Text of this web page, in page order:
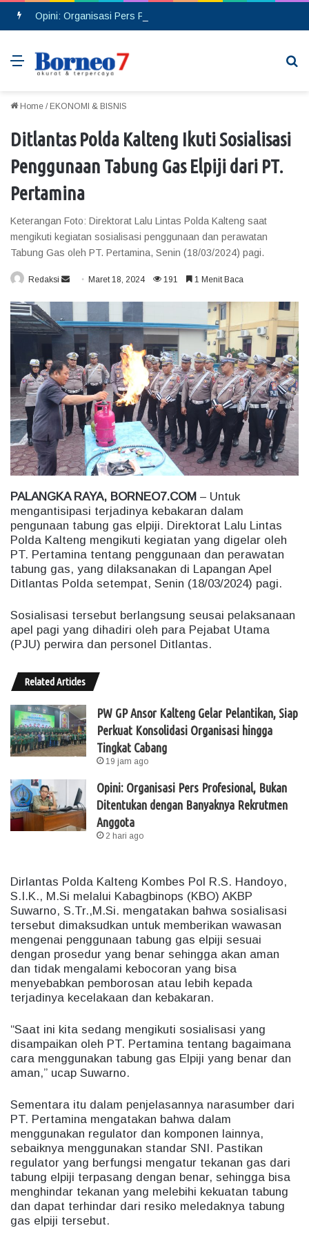
Menu
Home / EKONOMI & BISNIS
Ditlantas Polda Kalteng Ikuti Sosialisasi
Penggunaan Tabung Gas Elpiji dari PT.
Pertamina
Keterangan Foto: Direktorat Lalu Lintas Polda Kalteng saat
mengikuti kegiatan sosialisasi penggunaan dan perawatan
Tabung Gas oleh PT. Pertamina, Senin (18/03/2024) pagi.
Redaksi
d
n
e
m
a
l
Maret 18, 2024 191 1 Menit Baca
PALANGKA RAYA, BORNEO7.COM – Untuk
mengantisipasi terjadinya kebakaran dalam
pengunaan tabung gas elpiji. Direktorat Lalu Lintas
Polda Kalteng mengikuti kegiatan yang digelar oleh
PT. Pertamina tentang penggunaan dan perawatan
tabung gas, yang dilaksanakan di Lapangan Apel
Ditlantas Polda setempat, Senin (18/03/2024) pagi.
Sosialisasi tersebut berlangsung seusai pelaksanaan
apel pagi yang dihadiri oleh para Pejabat Utama
(PJU) perwira dan personel Ditlantas.
Related Articles
PW GP Ansor Kalteng Gelar Pelantikan, Siap
Perkuat Konsolidasi Organisasi hingga
Tingkat Cabang
19 jam ago
Opini: Organisasi Pers Profesional, Bukan
Ditentukan dengan Banyaknya Rekrutmen
Anggota
2 hari ago
Dirlantas Polda Kalteng Kombes Pol R.S. Handoyo,
S.I.K., M.Si melalui Kabagbinops (KBO) AKBP
Suwarno, S.Tr.,M.Si. mengatakan bahwa sosialisasi
tersebut dimaksudkan untuk memberikan wawasan
mengenai penggunaan tabung gas elpiji sesuai
dengan prosedur yang benar sehingga akan aman
dan tidak mengalami kebocoran yang bisa
menyebabkan pemborosan atau lebih kepada
terjadinya kecelakaan dan kebakaran.
“Saat ini kita sedang mengikuti sosialisasi yang
disampaikan oleh PT. Pertamina tentang bagaimana
cara menggunakan tabung gas Elpiji yang benar dan
aman,” ucap Suwarno.
Sementara itu dalam penjelasannya narasumber dari
PT. Pertamina mengatakan bahwa dalam
menggunakan regulator dan komponen lainnya,
sebaiknya menggunakan standar SNI. Pastikan
regulator yang berfungsi mengatur tekanan gas dari
tabung elpiji terpasang dengan benar, sehingga bisa
menghindar tekanan yang melebihi kekuatan tabung
dan dapat terhindar dari resiko meledaknya tabung
gas elpiji tersebut.